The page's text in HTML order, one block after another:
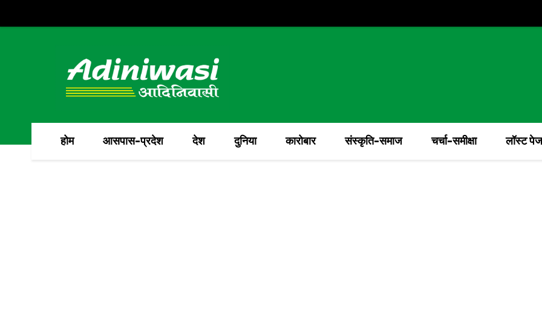
होम आसपास-प्रदेश देश दुनिया कारोबार संस्कृति-समाज चर्चा-समीक्षा लॉस्ट पेज